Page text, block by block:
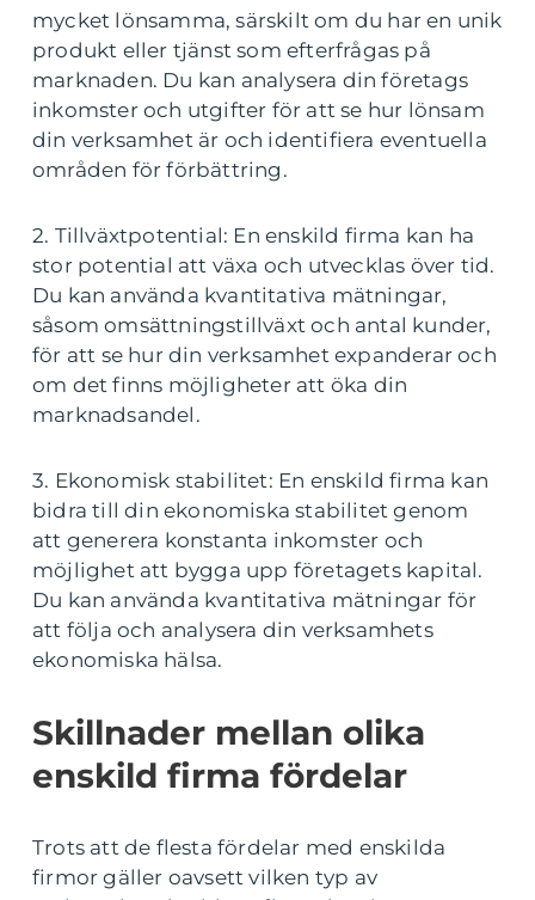
mycket lönsamma, särskilt om du har en unik
produkt eller tjänst som efterfrågas på
marknaden. Du kan analysera din företags
inkomster och utgifter för att se hur lönsam
din verksamhet är och identifiera eventuella
områden för förbättring.
2. Tillväxtpotential: En enskild firma kan ha
stor potential att växa och utvecklas över tid.
Du kan använda kvantitativa mätningar,
såsom omsättningstillväxt och antal kunder,
för att se hur din verksamhet expanderar och
om det finns möjligheter att öka din
marknadsandel.
3. Ekonomisk stabilitet: En enskild firma kan
bidra till din ekonomiska stabilitet genom
att generera konstanta inkomster och
möjlighet att bygga upp företagets kapital.
Du kan använda kvantitativa mätningar för
att följa och analysera din verksamhets
ekonomiska hälsa.
Skillnader mellan olika
enskild firma fördelar
Trots att de flesta fördelar med enskilda
firmor gäller oavsett vilken typ av